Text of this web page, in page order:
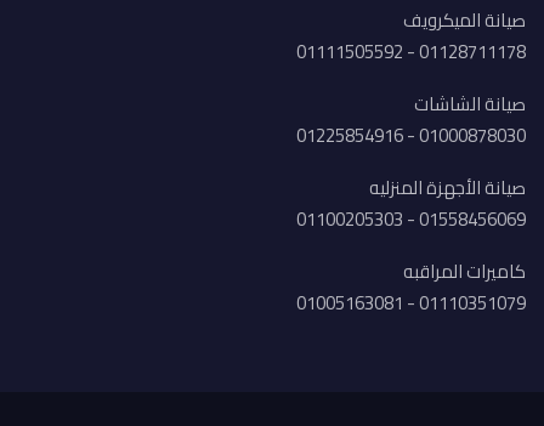
صيانة الميكرويف
01128711178 - 01111505592
صيانة الشاشات
01000878030 - 01225854916
صيانة الأجهزة المنزليه
01558456069 - 01100205303
كاميرات المراقبه
01110351079 - 01005163081